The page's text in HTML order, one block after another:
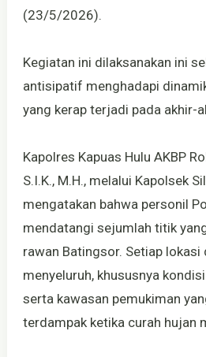
(23/5/2026).
Kegiatan ini dilaksanakan ini
antisipatif menghadapi
yang kerap terjadi pada akhir-
Kapolres Kapuas Hulu AKBP
S.I.K., M.H., melalui Kapolsek
mengatakan bahwa personil
mendatangi sejumlah titik
rawan Batingsor. Setiap lokasi
menyeluruh, khususnya
serta kawasan pemukiman
terdampak ketika curah hujan